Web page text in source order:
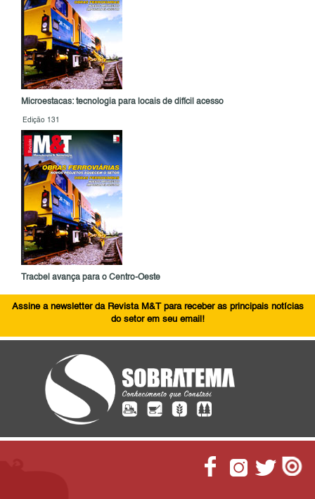
Microestacas: tecnologia para locais de difícil acesso
Edição 131
Tracbel avança para o Centro-Oeste
Assine a newsletter da Revista M&T para receber as principais notícias
do setor em seu email!